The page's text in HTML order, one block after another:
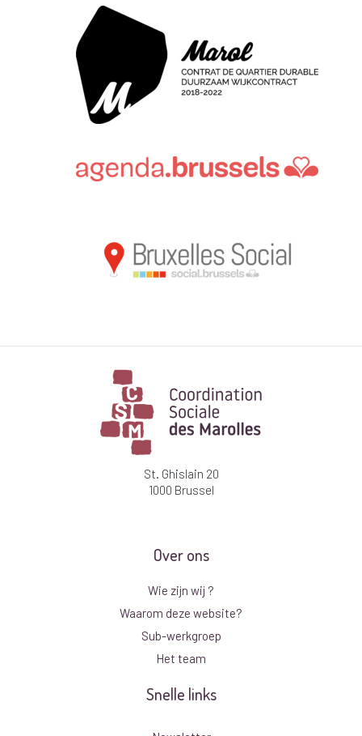
St. Ghislain 20
1000 Brussel
Over ons
Wie zijn wij ?
Waarom deze website?
Sub-werkgroep
Het team
Snelle links